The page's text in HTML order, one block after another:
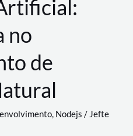
no
de
, Nodejs / Jefte